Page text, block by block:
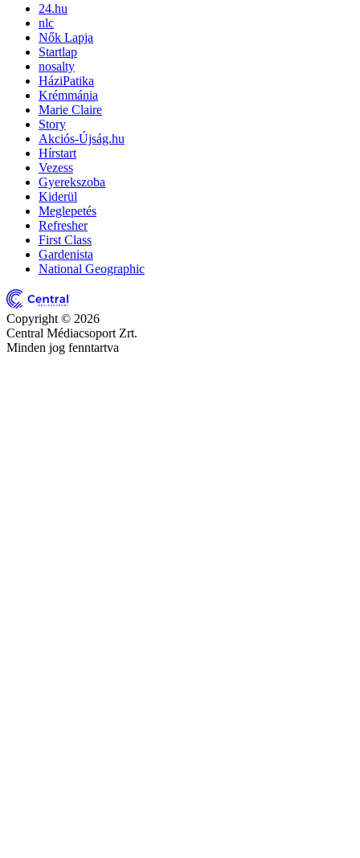
24.hu
nlc
Nők Lapja
Startlap
nosalty
HáziPatika
Krémmánia
Marie Claire
Story
Akciós-Újság.hu
Hírstart
Vezess
Gyerekszoba
Kiderül
Meglepetés
Refresher
First Class
Gardenista
National Geographic
Copyright © 2026
Central Médiacsoport Zrt.
Minden jog fenntartva